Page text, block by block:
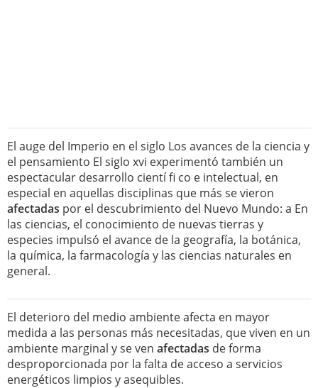
El auge del Imperio en el siglo Los avances de la ciencia y
el pensamiento El siglo xvi experimentó también un
espectacular desarrollo cientí fi co e intelectual, en
especial en aquellas disciplinas que más se vieron
afectadas por el descubrimiento del Nuevo Mundo: a En
las ciencias, el conocimiento de nuevas tierras y
especies impulsó el avance de la geografía, la botánica,
la química, la farmacología y las ciencias naturales en
general.
El deterioro del medio ambiente afecta en mayor
medida a las personas más necesitadas, que viven en un
ambiente marginal y se ven afectadas de forma
desproporcionada por la falta de acceso a servicios
energéticos limpios y asequibles.